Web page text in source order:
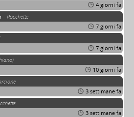
4 giorni fa
Rocchette
7 giorni fa
7 giorni fa
10 giorni fa
3 settimane fa
3 settimane fa